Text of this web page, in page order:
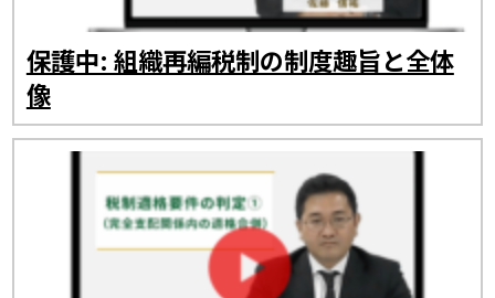
保護中: 組織再編税制の制度趣旨と全体
像